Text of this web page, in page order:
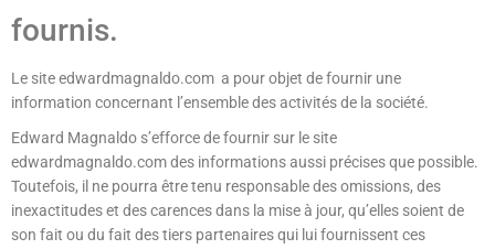
fournis.
Le site edwardmagnaldo.com a pour objet de fournir une
information concernant l’ensemble des activités de la société.
Edward Magnaldo s’efforce de fournir sur le site
edwardmagnaldo.com des informations aussi précises que possible.
Toutefois, il ne pourra être tenu responsable des omissions, des
inexactitudes et des carences dans la mise à jour, qu’elles soient de
son fait ou du fait des tiers partenaires qui lui fournissent ces